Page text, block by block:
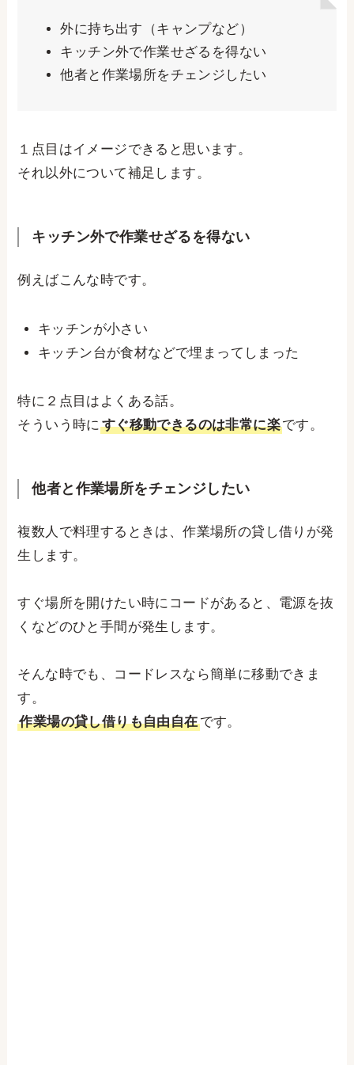
外に持ち出す（キャンプなど）
キッチン外で作業せざるを得ない
他者と作業場所をチェンジしたい
１点目はイメージできると思います。
それ以外について補足します。
キッチン外で作業せざるを得ない
例えばこんな時です。
キッチンが小さい
キッチン台が食材などで埋まってしまった
特に２点目はよくある話。
そういう時に すぐ移動できるのは非常に楽です。
他者と作業場所をチェンジしたい
複数人で料理するときは、作業場所の貸し借りが発
生します。
すぐ場所を開けたい時にコードがあると、電源を抜
くなどのひと手間が発生します。
そんな時でも、コードレスなら簡単に移動できま
す。
作業場の貸し借りも自由自在です。